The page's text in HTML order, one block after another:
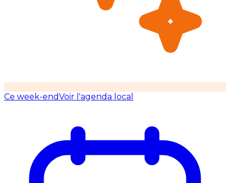
Ce week-endVoir l'agenda local